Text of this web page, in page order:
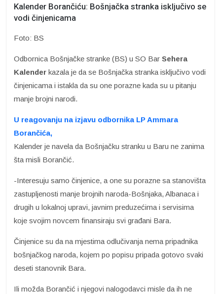
Kalender Borančiću: Bošnjačka stranka isključivo se
vodi činjenicama
Foto: BS
Odbornica Bošnjačke stranke (BS) u SO Bar Sehera
Kalender kazala je da se Bošnjačka stranka isključivo vodi
činjenicama i istakla da su one porazne kada su u pitanju
manje brojni narodi.
U reagovanju na izjavu odbornika LP Ammara
Borančića,
Kalender je navela da Bošnjačku stranku u Baru ne zanima
šta misli Borančić.
-Interesuju samo činjenice, a one su porazne sa stanovišta
zastupljenosti manje brojnih naroda-Bošnjaka, Albanaca i
drugih u lokalnoj upravi, javnim preduzećima i servisima
koje svojim novcem finansiraju svi građani Bara.
Činjenice su da na mjestima odlučivanja nema pripadnika
bošnjačkog naroda, kojem po popisu pripada gotovo svaki
deseti stanovnik Bara.
Ili možda Borančić i njegovi nalogodavci misle da ih ne